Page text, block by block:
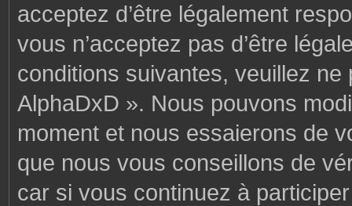
acceptez d’être légalement
vous n’acceptez pas d’être
conditions suivantes, veuillez
AlphaDxD ». Nous pouvons
moment et nous essaierons de
que nous vous conseillons de
car si vous continuez à